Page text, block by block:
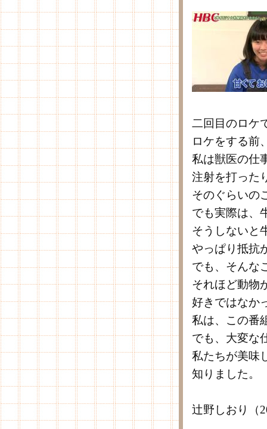
二回目のロケ
ロケをする前
私は獣医の仕
注射を打った
そのぐらいの
でも実際は、
そうしないと
やっぱり抵抗
でも、そんな
それほど動物
好きではなか
私は、この番
でも、大変な
私たちが美味
知りました。
辻野しおり（